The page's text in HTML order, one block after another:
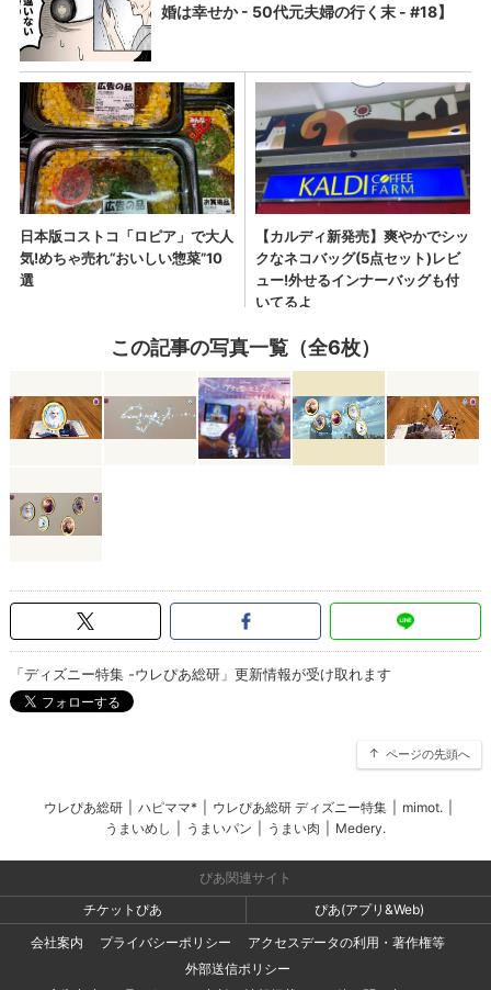
この記事の写真一覧（全6枚）
「ディズニー特集 -ウレぴあ総研」更新情報が受け取れます
ページの先頭へ
ウレぴあ総研 ハピママ* ウレぴあ総研 ディズニー特集 mimot.
うまいめし
うまいパン うまい肉 Medery.
ぴあ関連サイト
チケットぴあ
ぴあ(アプリ&Web)
会社案内
プライバシーポリシー
アクセスデータの利用・著作権等
外部送信ポリシー